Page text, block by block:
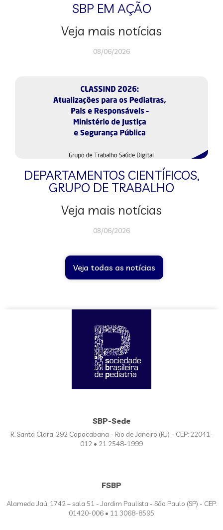
SBP EM AÇÃO
Veja mais notícias
08/06/2026
DEPARTAMENTOS CIENTÍFICOS,
GRUPO DE TRABALHO
Veja mais notícias
08/06/2026
Veja todas as notícias
SBP-Sede
R. Santa Clara, 292 Copacabana - Rio de Janeiro (RJ) - CEP: 22041-
012 • 21 2548-1999
FSBP
Alameda Jaú, 1742 – sala 51 - Jardim Paulista - São Paulo (SP) - CEP:
01420-006 • 11 3068-8595